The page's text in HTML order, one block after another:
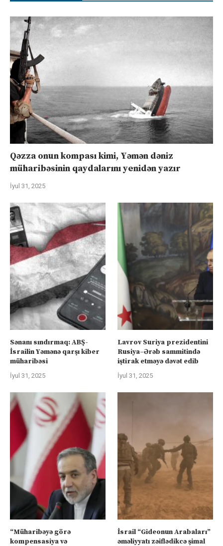
Qəzza onun kompası kimi, Yəmən dəniz
müharibəsinin qaydalarını yenidən yazır
İyul 31, 2025
Sənanı sındırmaq: ABŞ-
İsrailin Yəmənə qarşı kiber
müharibəsi
İyul 31, 2025
Lavrov Suriya prezidentini
Rusiya–Ərəb sammitində
iştirak etməyə dəvət edib
İyul 31, 2025
“Müharibəyə görə
kompensasiya və
İsrail “Gideonun Arabaları”
əməliyyatı zəiflədikcə şimal